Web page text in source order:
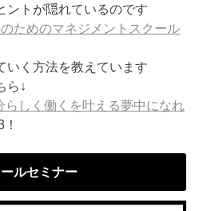
ントが隠れているのです
ためのマネジメントスクール
いく方法を教えています
ら↓
しく働くを叶える夢中になれ
ルセミナー